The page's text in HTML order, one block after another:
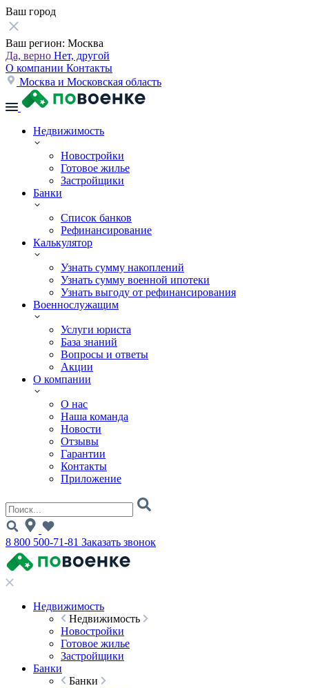
Ваш город
Ваш регион: Москва
Да, верно Нет, другой
О компании Контакты
Москва и Московская область
Недвижимость
Новостройки
Готовое жилье
Застройщики
Банки
Список банков
Рефинансирование
Калькулятор
Узнать сумму накоплений
Узнать сумму военной ипотеки
Узнать выгоду от рефинансирования
Военнослужащим
Услуги юриста
База знаний
Вопросы и ответы
Акции
О компании
О нас
Наша команда
Новости
Отзывы
Гарантии
Контакты
Приложение
8 800 500-71-81 Заказать звонок
Недвижимость
Недвижимость
Новостройки
Готовое жилье
Застройщики
Банки
Банки